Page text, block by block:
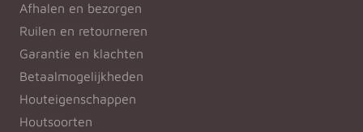
Afhalen en bezorgen
Ruilen en retourneren
Garantie en klachten
Betaalmogelijkheden
Houteigenschappen
Houtsoorten